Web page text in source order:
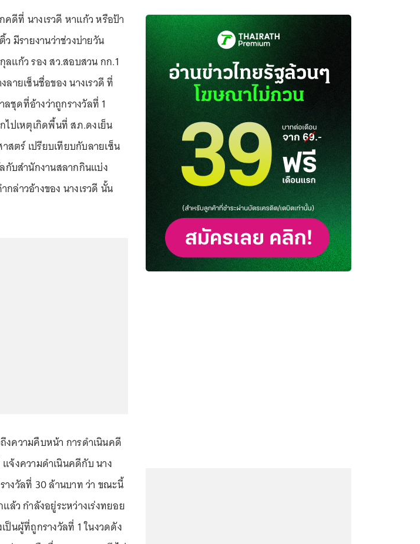
ดีที่ นางเรวดี หาแก้ว หรือป้า
มีรายงานว่าช่วงบ่ายวัน
ลแก้ว รอง สว.สอบสวน กก.1
ายเซ็นชื่อของ นางเรวดี ที่
ชุดที่อ้างว่าถูกรางวัลที่ 1
ปเหตุเกิดพื้นที่ สภ.ดงเย็น
ตร์ เปรียบเทียบกับลายเซ็น
กับสำนักงานสลากกินแบ่ง
ล่าวอ้างของ นางเรวดี นั้น
ความคืบหน้า การดำเนินคดี
แจ้งความดำเนินคดีกับ นาง
งวัลที่ 30 ล้านบาท ว่า ขณะนี้
ว กำลังอยู่ระหว่างเร่งทยอย
นผู้ที่ถูกรางวัลที่ 1 ในงวดดัง